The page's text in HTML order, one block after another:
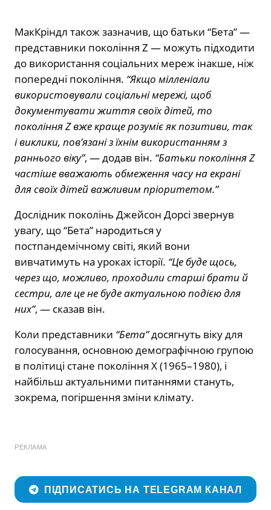
МакКріндл також зазначив, що батьки “Бета” —
представники покоління Z — можуть підходити
до використання соціальних мереж інакше, ніж
попередні покоління. “Якщо мілленіали
використовували соціальні мережі, щоб
документувати життя своїх дітей, то
покоління Z вже краще розуміє як позитиви, так
і виклики, пов’язані з їхнім використанням з
раннього віку”, — додав він. “Батьки покоління Z
частіше вважають обмеження часу на екрані
для своїх дітей важливим пріоритетом.”
Дослідник поколінь Джейсон Дорсі звернув
увагу, що “Бета” народиться у
постпандемічному світі, який вони
вивчатимуть на уроках історії. “Це буде щось,
через що, можливо, проходили старші брати й
сестри, але це не буде актуальною подією для
них”, — сказав він.
Коли представники “Бета”досягнуть віку для
голосування, основною демографічною групою
в політиці стане покоління X (1965–1980), і
найбільш актуальними питаннями стануть,
зокрема, погіршення зміни клімату.
РЕКЛАМА
ПІДПИСАТИСЬ НА TELEGRAM КАНАЛ